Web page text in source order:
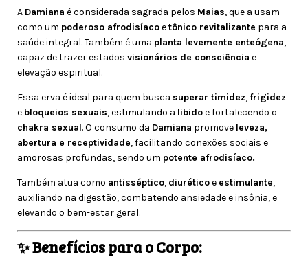
A Damiana é considerada sagrada pelos Maias, que a usam
como um poderoso afrodisíacoetônico revitalizante para a
saúde integral. Também é uma planta levemente enteógena,
capaz de trazer estados visionários de consciência e
elevação espiritual.
Essa erva é ideal para quem busca superar timidez, frigidez
e bloqueios sexuais, estimulando a libidoe fortalecendo o
chakra sexual. O consumo da Damiana promove leveza,
abertura e receptividade, facilitando conexões sociais e
amorosas profundas, sendo um potente afrodisíaco.
Também atua como antisséptico, diuréticoe estimulante,
auxiliando na digestão, combatendo ansiedade e insônia, e
elevando o bem-estar geral.
✨ Benefícios para o Corpo: